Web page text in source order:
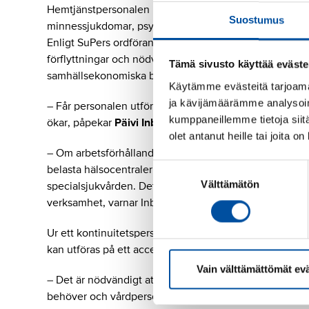
Suostumus
Tämä sivusto käyttää
Käytämme evästeitä
ja kävijämäärämme
kumppaneillemme tietoja
olet antanut heille tai joita
valinta
Välttämätön
Vain välttämättömät
Hemtjänstpersonalen kan ha upp till 20 kundbesök
minnessjukdomar, psykisk ohälsa och
Enligt SuPers ordförande är det viktigt att
förflyttningar och nödvändiga pauser. Detta förbättrar
samhällsekonomiska besparingar.
– Får personalen utföra sitt arbete i lugn och ro
ökar, påpekar Päivi Inberg, ordförande för Finlands
– Om arbetsförhållandena inom hemtjänsten och
belasta hälsocentralernas och sjukhusens
specialsjukvården. Det här blir dyrare för
verksamhet, varnar Inberg.
Ur ett kontinuitetsperspektiv är situationen allvarlig,
kan utföras på ett acceptabelt sätt.
– Det är nödvändigt att utveckla hemtjänsten och öka
behöver och vårdpersonalen kan utföra sitt arbete på